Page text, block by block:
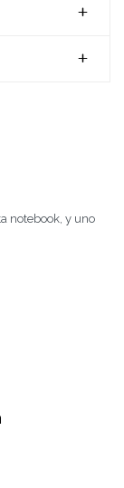
notebook, y uno